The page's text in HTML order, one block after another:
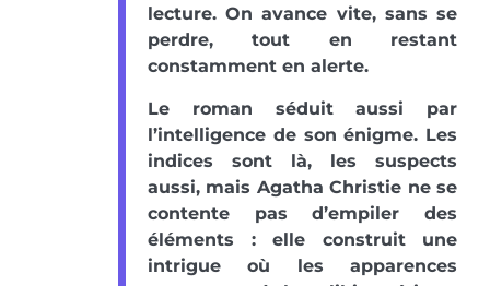
lecture. On avance vite, sans se
perdre, tout en restant
constamment en alerte.
Le roman séduit aussi par
l’intelligence de son énigme. Les
indices sont là, les suspects
aussi, mais Agatha Christie ne se
contente pas d’empiler des
éléments : elle construit une
intrigue où les apparences